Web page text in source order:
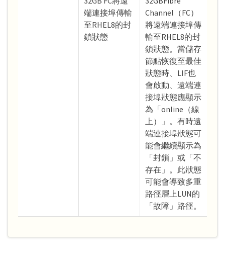
端連接埠傳輸
至RHEL8的封
鎖狀態
Channel（FC）
將遠端連接埠傳
輸至RHEL8的封
鎖狀態。當儲存
節點恢復至最佳
狀態時、LIF也
會啟動、遠端連
接埠狀態應顯示
為「online（線
上）」。有時遠
端連接埠狀態可
能會繼續顯示為
「封鎖」或「不
存在」。此狀態
可能會導致多重
路徑層上LUN的
「故障」路徑。